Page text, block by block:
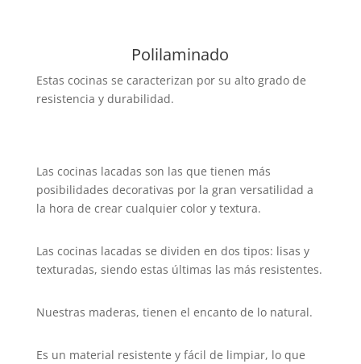
Polilaminado
Estas cocinas se caracterizan por su alto grado de
resistencia y durabilidad.
Las cocinas lacadas son las que tienen más
posibilidades decorativas por la gran versatilidad a
la hora de crear cualquier color y textura.
Las cocinas lacadas se dividen en dos tipos: lisas y
texturadas, siendo estas últimas las más resistentes.
Nuestras maderas, tienen el encanto de lo natural.
Es un material resistente y fácil de limpiar, lo que